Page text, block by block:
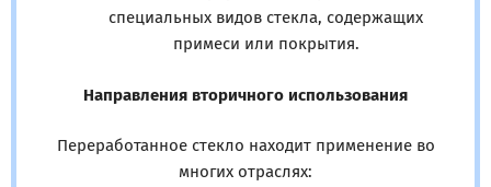
специальных видов стекла, содержащих
примеси или покрытия.
Направления вторичного использования
Переработанное стекло находит применение во
многих отраслях: